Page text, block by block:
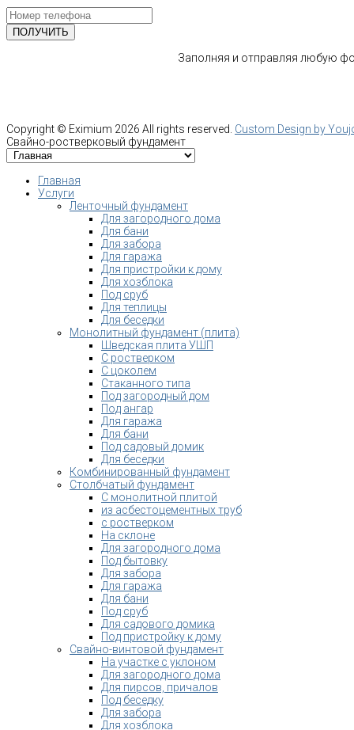
Заполняя и отправляя любую
Copyright © Eximium 2026 All rights reserved. Custom Design by
Свайно-ростверковый фундамент
Главная
Услуги
Ленточный фундамент
Для загородного дома
Для бани
Для забора
Для гаража
Для пристройки к дому
Для хозблока
Под сруб
Для теплицы
Для беседки
Монолитный фундамент (плита)
Шведская плита УШП
С ростверком
С цоколем
Стаканного типа
Под загородный дом
Под ангар
Для гаража
Для бани
Под садовый домик
Для беседки
Комбинированный фундамент
Столбчатый фундамент
С монолитной плитой
из асбестоцементных труб
с ростверком
На склоне
Для загородного дома
Под бытовку
Для забора
Для гаража
Для бани
Под сруб
Для садового домика
Под пристройку к дому
Свайно-винтовой фундамент
На участке с уклоном
Для загородного дома
Для пирсов, причалов
Под беседку
Для забора
Для хозблока